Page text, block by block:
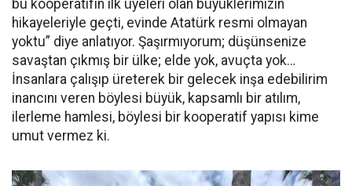
bu kooperatifin ilk üyeleri olan büyüklerimizin
hikayeleriyle geçti, evinde Atatürk resmi olmayan
yoktu” diye anlatıyor. Şaşırmıyorum; düşünsenize
savaştan çıkmış bir ülke; elde yok, avuçta yok…
İnsanlara çalışıp üreterek bir gelecek inşa edebilirim
inancını veren böylesi büyük, kapsamlı bir atılım,
ilerleme hamlesi, böylesi bir kooperatif yapısı kime
umut vermez ki.